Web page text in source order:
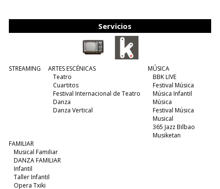
Servicios
STREAMING
ARTES ESCÉNICAS
Teatro
Cuartitos
Festival Internacional de Teatro
Danza
Danza Vertical
MÚSICA
BBK LIVE
Festival Música
Música Infantil
Música
Festival Música
Musical
365 Jazz Bilbao
Musiketan
FAMILIAR
Musical Familiar
DANZA FAMILIAR
Infantil
Taller Infantil
Opera Txiki